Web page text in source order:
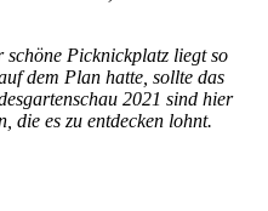
Picknickplatz liegt so
dem Plan hatte, sollte das
2021 sind hier
die es zu entdecken lohnt.